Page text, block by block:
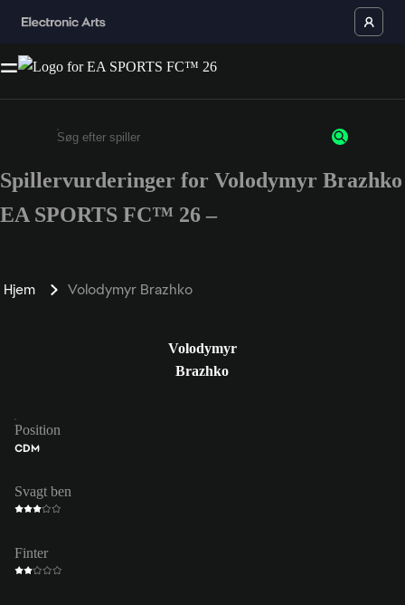
Enter a minimum of 3 characters or numbers
Spillervurderinger for Volodymyr Brazhko
EA SPORTS FC™ 26 –
Hjem Volodymyr Brazhko
Volodymyr
Brazhko
Position
CDM
Svagt ben
Finter